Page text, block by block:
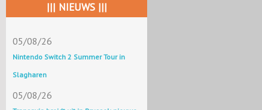
||| NIEUWS |||
05/08/26
Nintendo Switch 2 Summer Tour in
Slagharen
05/08/26